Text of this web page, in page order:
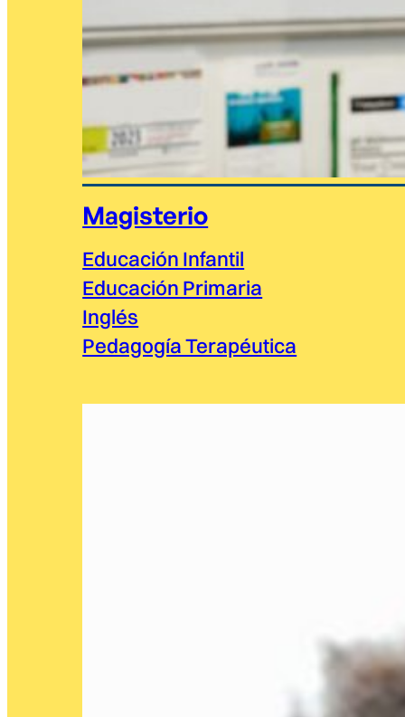
Magisterio
Educación Infantil
Educación Primaria
Inglés
Pedagogía Terapéutica